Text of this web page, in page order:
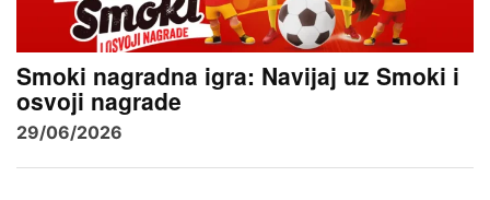
Smoki nagradna igra: Navijaj uz Smoki i
osvoji nagrade
29/06/2026